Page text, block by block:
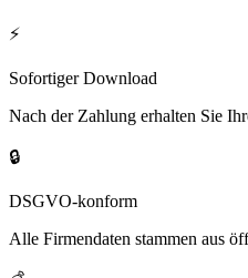
⚡
Sofortiger Download
Nach der Zahlung erhalten Sie
🔒
DSGVO-konform
Alle Firmendaten stammen aus